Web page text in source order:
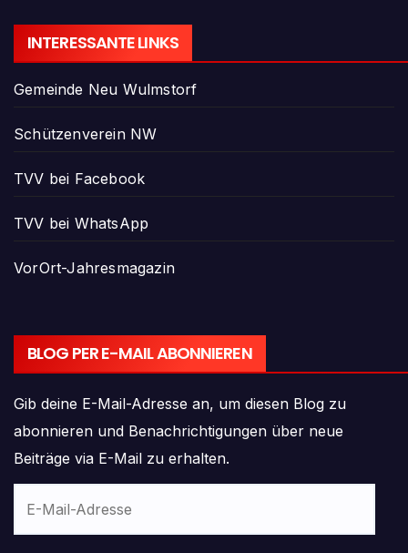
INTERESSANTE LINKS
Gemeinde Neu Wulmstorf
Schützenverein NW
TVV bei Facebook
TVV bei WhatsApp
VorOrt-Jahresmagazin
BLOG PER E-MAIL ABONNIEREN
Gib deine E-Mail-Adresse an, um diesen Blog zu
abonnieren und Benachrichtigungen über neue
Beiträge via E-Mail zu erhalten.